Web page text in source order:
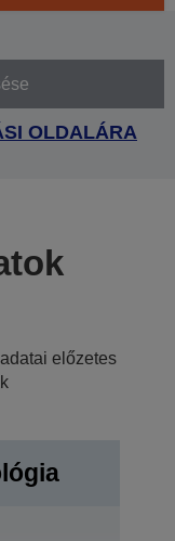
OLDALÁRA
előzetes